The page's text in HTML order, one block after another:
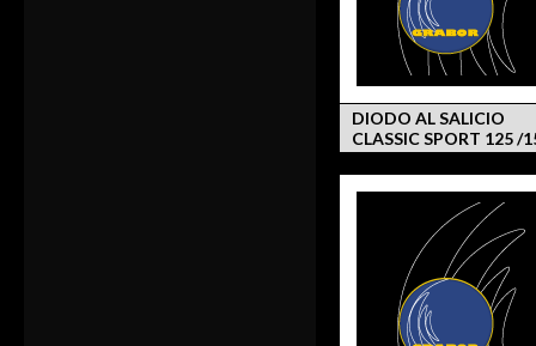
DIODO AL SALICIO
CLASSIC SPORT 125 /